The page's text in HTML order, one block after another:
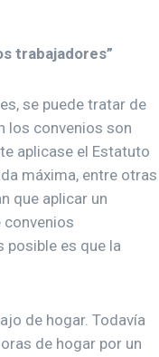
trabajadores”
se puede tratar de
los convenios son
aplicase el Estatuto
máxima, entre otras
que aplicar un
convenios
posible es que la
de hogar. Todavía
de hogar por un